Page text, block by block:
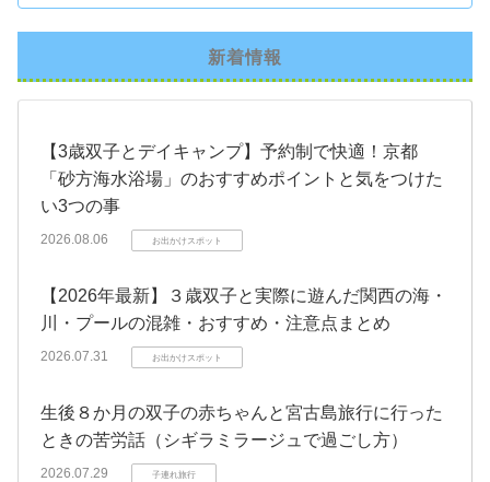
新着情報
【3歳双子とデイキャンプ】予約制で快適！京都
「砂方海水浴場」のおすすめポイントと気をつけた
い3つの事
2026.08.06 お出かけスポット
【2026年最新】３歳双子と実際に遊んだ関西の海・
川・プールの混雑・おすすめ・注意点まとめ
2026.07.31 お出かけスポット
生後８か月の双子の赤ちゃんと宮古島旅行に行った
ときの苦労話（シギラミラージュで過ごし方）
2026.07.29 子連れ旅行